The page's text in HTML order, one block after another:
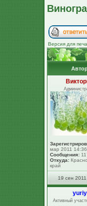
Версия для
мар 2011 14:36
Сообщения:
Откуда:
край
19 сен
yuriy
Активный